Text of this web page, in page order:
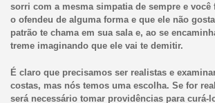
sorri com a mesma simpatia de sempre e você
o ofendeu de alguma forma e que ele não
patrão te chama em sua sala e, ao se
treme imaginando que ele vai te demitir.
É claro que precisamos ser realistas e
costas, mas nós temos uma escolha. Se for
será necessário tomar providências para curá-